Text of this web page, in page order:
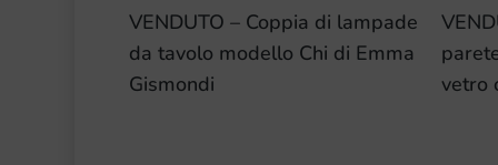
VENDUTO – Coppia di lampade
da tavolo modello Chi di Emma
Gismondi
vetro